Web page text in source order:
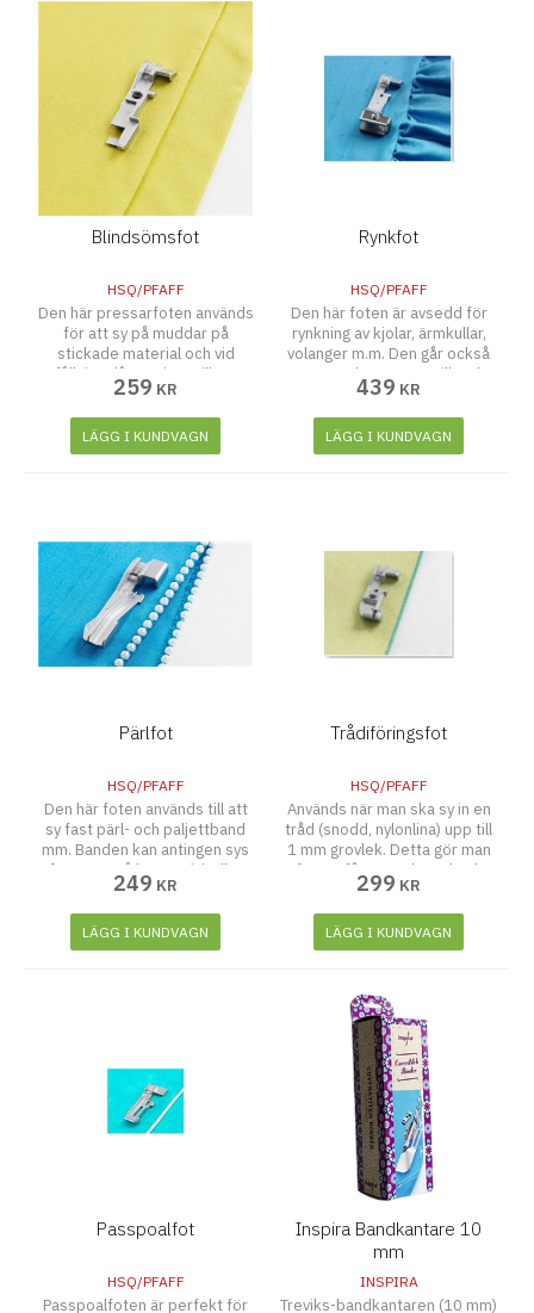
Blindsömsfot
HSQ/PFAFF
Den här pressarfoten används
för att sy på muddar på
stickade material och vid
fållning då man inte vill att
sömmen ska synas.
259 KR
LÄGG I KUNDVAGN
Rynkfot
HSQ/PFAFF
Den här foten är avsedd för
rynkning av kjolar, ärmkullar,
volanger m.m. Den går också
att använda, när man vill rynka
och sy fast det rynkade i ett
enda moment.
439 KR
LÄGG I KUNDVAGN
Pärlfot
HSQ/PFAFF
Den här foten används till att
sy fast pärl- och paljettband
mm. Banden kan antingen sys
fast ovanpå kanten (A) eller
utanför kanten (B).
249 KR
LÄGG I KUNDVAGN
Trådiföringsfot
HSQ/PFAFF
Används när man ska sy in en
tråd (snodd, nylonlina) upp till
1 mm grovlek. Detta gör man
för att få en markerad och
förstärkt fåll (t.ex. på
brudklänningar och gardiner).
299 KR
LÄGG I KUNDVAGN
Passpoalfot
HSQ/PFAFF
Passpoalfoten är perfekt för
Inspira Bandkantare 10
mm
INSPIRA
Treviks-bandkantaren (10 mm)